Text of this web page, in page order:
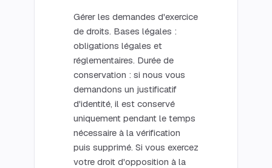
Gérer les demandes d'exercice
de droits. Bases légales :
obligations légales et
réglementaires. Durée de
conservation : si nous vous
demandons un justificatif
d'identité, il est conservé
uniquement pendant le temps
nécessaire à la vérification
puis supprimé. Si vous exercez
votre droit d'opposition à la